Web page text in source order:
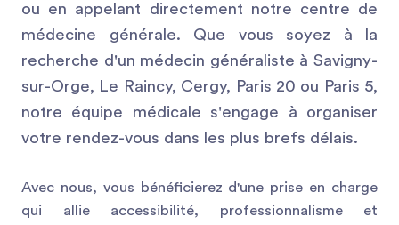
ou en appelant directement notre centre de
médecine générale. Que vous soyez à la
recherche d'un médecin généraliste à Savigny-
sur-Orge, Le Raincy, Cergy, Paris 20 ou Paris 5,
notre équipe médicale s'engage à organiser
votre rendez-vous dans les plus brefs délais.
Avec nous, vous bénéficierez d'une prise en charge
qui allie accessibilité, professionnalisme et